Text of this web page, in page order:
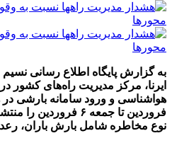
به گزارش پایگاه اطلاع رسانی
ایرنا، مرکز مدیریت راه‌های کشور
هواشناسی و ورود سامانه بارشی
فروردین تا جمعه ۶
نوع مخاطره شامل بارش باران،